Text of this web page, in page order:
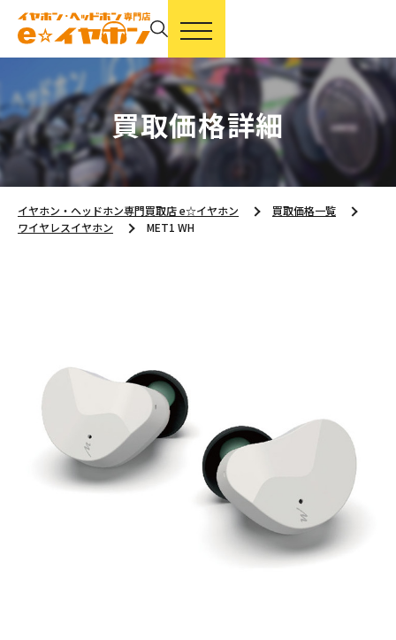
買取価格詳細
イヤホン・ヘッドホン専門買取店 e☆イヤホン
買取価格一覧
ワイヤレスイヤホン
MET1 WH